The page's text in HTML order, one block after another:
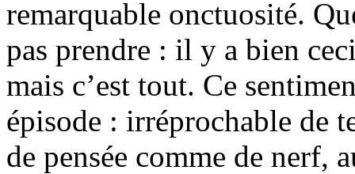
remarquable onctuosité.
pas prendre : il y a bien
mais c’est tout. Ce
épisode : irréprochable de
de pensée comme de nerf,